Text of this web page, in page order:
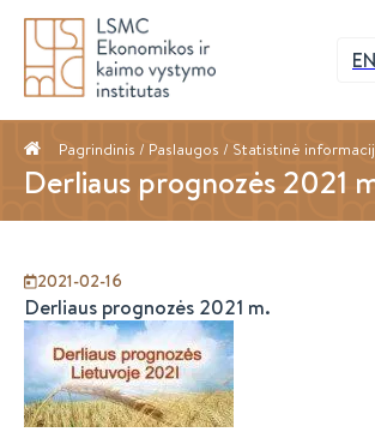
EN
Pagrindinis / Paslaugos / Statistinė
Derliaus prognozės 2021
2021-02-16
Derliaus prognozės 2021 m.